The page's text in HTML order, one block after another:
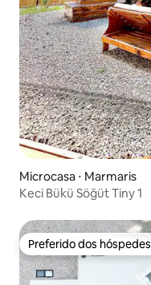
Microcasa ⋅ Marmaris
Keci Bükü Söğüt Tiny 1
Preferido dos hóspedes
Preferido dos hóspedes